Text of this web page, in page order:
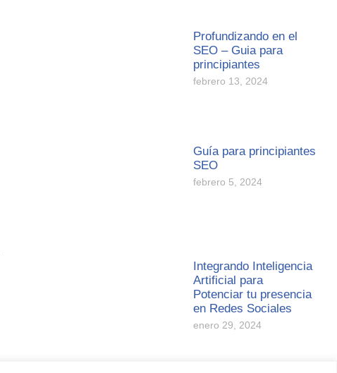
Profundizando en el
SEO – Guia para
principiantes
febrero 13, 2024
Guía para principiantes
SEO
febrero 5, 2024
Integrando Inteligencia
Artificial para
Potenciar tu presencia
en Redes Sociales
enero 29, 2024